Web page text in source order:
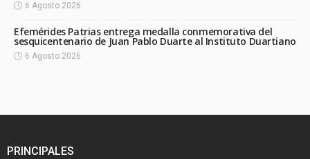
6 Agosto 2026
Efemérides Patrias entrega medalla conmemorativa del
sesquicentenario de Juan Pablo Duarte al Instituto Duartiano
6 Agosto 2026
PRINCIPALES